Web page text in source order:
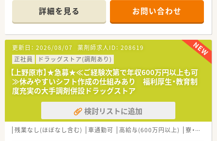
頑張り次第で高給与も可能！
■経験や勤務コースによりますが、経験の少ない方でも500万前
半スタートと業界TOP水準！
■職種や職域に合わせ、豊富な社内研修や外部組織と連携した研
修を用意されています
■薬剤師が中心の会社だからこそ活躍できるキャリアパスが多
種多様に用意されています。
■店舗拡大に伴い、エリアマネジャーや営業部長等のマネジメン
トのポジションも増えます。
■在宅や教育等の専門性を活かせるスペシャリストを目指すこ
とも可能です。
■その他にも、管理部門や商品部門等の本社スタッフなど活動領
域は多種多様です。
■在宅実施店舗は年々増加しており、在宅医療へもしっかりと関
わる事ができます。
詳細を見る お問い合わせ
更新日： 2026/08/07 薬剤師求人ID： 208619
正社員
ドラッグストア(調剤あり)
【上野原市】★急募★≪ご経験次第で年収600万円以上も可
≫休みやすいシフト作成の仕組みあり 福利厚生・教育制
度充実の大手調剤併設ドラッグストア
検討リストに追加
残業なし(ほぼなし含む) 車通勤可 高給与(600万円以上) 寮・借上社宅あり